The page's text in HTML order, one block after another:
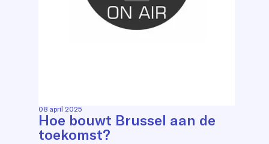
08 april 2025
Hoe bouwt Brussel aan de
toekomst?